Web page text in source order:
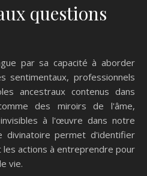
questions
par sa capacité à aborder
sentimentaux, professionnels
ancestraux contenus dans
des miroirs de l'âme,
à l'œuvre dans notre
divinatoire permet d'identifier
actions à entreprendre pour
vie.